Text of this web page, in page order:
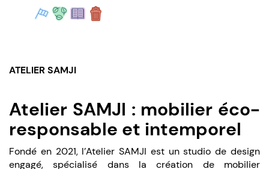
ATELIER SAMJI
Atelier SAMJI : mobilier éco-
responsable et intemporel
Fondé en 2021, l’Atelier SAMJI est un studio de design
engagé, spécialisé dans la création de mobilier